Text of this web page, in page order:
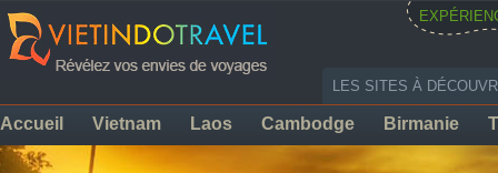
LES SITES À
Accueil Vietnam Laos Cambodge Birmanie